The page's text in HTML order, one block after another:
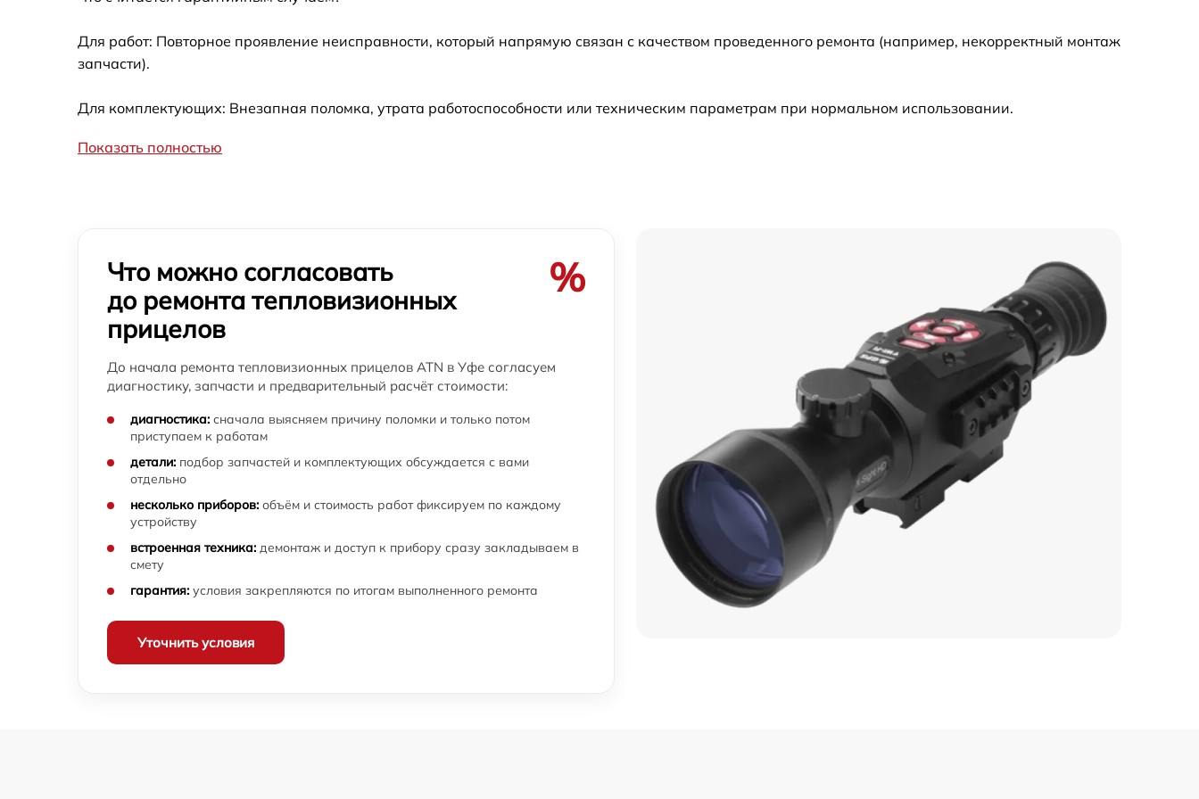
Восстановление после попадания влаги
тепловизионного прицела ATN
Ремонт платы управления (восстановление)
тепловизионного прицела ATN
от 60 мин 1300 р
Замена корпуса тепловизионного прицела
или на видео тепловизионного прицела ATN
от 60 мин
Восстановление цепи питания
тепловизионного прицела ATN
1600 р
тепловизионного прицела ATN
1600 р
прицела ATN
1100 р
прицела ATN
Ремонт разъема питания тепловизионного
прицела ATN
720 р
Разбита линза видоискателя (окуляр)
тепловизионного прицела ATN
Не работает батарейный отсек
тепловизионного прицела ATN
Запускается и гаснет тепловизионного
прицела ATN
Для работ: Повторное проявление неисправности, который напрямую связан с качеством проведенного ремонта (например, некорректный монтаж
запчасти).
Для комплектующих: Внезапная поломка, утрата работоспособности или техническим параметрам при нормальном использовании.
Показать полностью
Что можно согласовать
до ремонта тепловизионных
прицелов
%
До начала ремонта тепловизионных прицелов ATN в Уфе согласуем
диагностику, запчасти и предварительный расчёт стоимости:
диагностика: сначала выясняем причину поломки и только потом
приступаем к работам
детали: подбор запчастей и комплектующих обсуждается с вами
отдельно
несколько приборов: объём и стоимость работ фиксируем по каждому
устройству
встроенная техника: демонтаж и доступ к прибору сразу закладываем в
смету
гарантия: условия закрепляются по итогам выполненного ремонта
Уточнить условия